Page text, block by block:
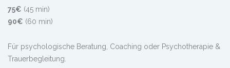
75€ (45 min)
90€ (60 min)
Für psychologische Beratung, Coaching oder Psychotherapie &
Trauerbegleitung.